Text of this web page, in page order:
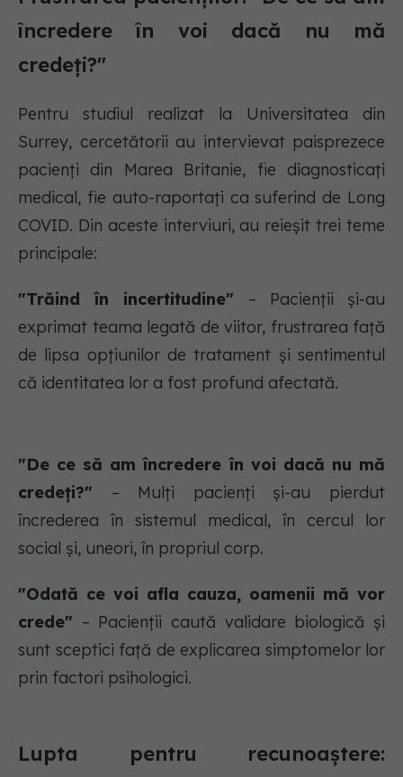
încredere în voi dacă nu mă
credeți?"
Pentru studiul realizat la Universitatea din
Surrey, cercetătorii au intervievat paisprezece
pacienți din Marea Britanie, fie diagnosticați
medical, fie auto-raportați ca suferind de Long
COVID. Din aceste interviuri, au reieșit trei teme
principale:
"Trăind în incertitudine" – Pacienții și-au
exprimat teama legată de viitor, frustrarea față
de lipsa opțiunilor de tratament și sentimentul
că identitatea lor a fost profund afectată.
"De ce să am încredere în voi dacă nu mă
credeți?" – Mulți pacienți și-au pierdut
încrederea în sistemul medical, în cercul lor
social și, uneori, în propriul corp.
"Odată ce voi afla cauza, oamenii mă vor
crede" – Pacienții caută validare biologică și
sunt sceptici față de explicarea simptomelor lor
prin factori psihologici.
Lupta pentru recunoaștere: